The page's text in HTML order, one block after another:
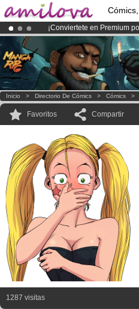
¡Conviertete en Premium
¡El Kickstarter Amilova
¡Ya tenemos 134393
Inicio > Directorio De Cómics > Cómics >
Favoritos Compartir
1287 visitas